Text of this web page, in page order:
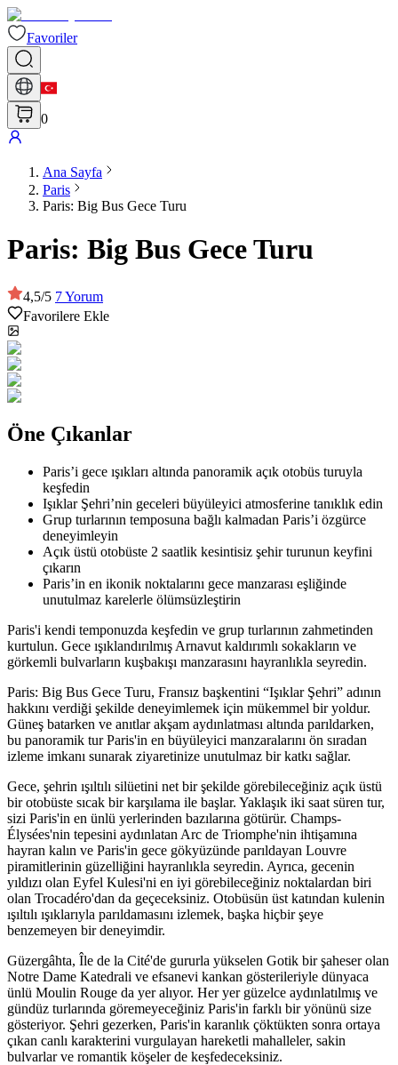
Favoriler
0
Ana Sayfa
Paris
Paris: Big Bus Gece Turu
Paris: Big Bus Gece Turu
4,5/5 7Yorum
Favorilere Ekle
Öne Çıkanlar
Paris’i gece ışıkları altında panoramik açık otobüs turuyla
keşfedin
Işıklar Şehri’nin geceleri büyüleyici atmosferine tanıklık edin
Grup turlarının temposuna bağlı kalmadan Paris’i özgürce
deneyimleyin
Açık üstü otobüste 2 saatlik kesintisiz şehir turunun keyfini
çıkarın
Paris’in en ikonik noktalarını gece manzarası eşliğinde
unutulmaz karelerle ölümsüzleştirin
Paris'i kendi temponuzda keşfedin ve grup turlarının zahmetinden
kurtulun. Gece ışıklandırılmış Arnavut kaldırımlı sokakların ve
görkemli bulvarların kuşbakışı manzarasını hayranlıkla seyredin.
Paris: Big Bus Gece Turu, Fransız başkentini “Işıklar Şehri” adının
hakkını verdiği şekilde deneyimlemek için mükemmel bir yoldur.
Güneş batarken ve anıtlar akşam aydınlatması altında parıldarken,
bu panoramik tur Paris'in en büyüleyici manzaralarını ön sıradan
izleme imkanı sunarak ziyaretinize unutulmaz bir katkı sağlar.
Gece, şehrin ışıltılı silüetini net bir şekilde görebileceğiniz açık üstü
bir otobüste sıcak bir karşılama ile başlar. Yaklaşık iki saat süren tur,
sizi Paris'in en ünlü yerlerinden bazılarına götürür. Champs-
Élysées'nin tepesini aydınlatan Arc de Triomphe'nin ihtişamına
hayran kalın ve Paris'in gece gökyüzünde parıldayan Louvre
piramitlerinin güzelliğini hayranlıkla seyredin. Ayrıca, gecenin
yıldızı olan Eyfel Kulesi'ni en iyi görebileceğiniz noktalardan biri
olan Trocadéro'dan da geçeceksiniz. Otobüsün üst katından kulenin
ışıltılı ışıklarıyla parıldamasını izlemek, başka hiçbir şeye
benzemeyen bir deneyimdir.
Güzergâhta, Île de la Cité'de gururla yükselen Gotik bir şaheser olan
Notre Dame Katedrali ve efsanevi kankan gösterileriyle dünyaca
ünlü Moulin Rouge da yer alıyor. Her yer güzelce aydınlatılmış ve
gündüz turlarında göremeyeceğiniz Paris'in farklı bir yönünü size
gösteriyor. Şehri gezerken, Paris'in karanlık çöktükten sonra ortaya
çıkan canlı karakterini vurgulayan hareketli mahalleler, sakin
bulvarlar ve romantik köşeler de keşfedeceksiniz.